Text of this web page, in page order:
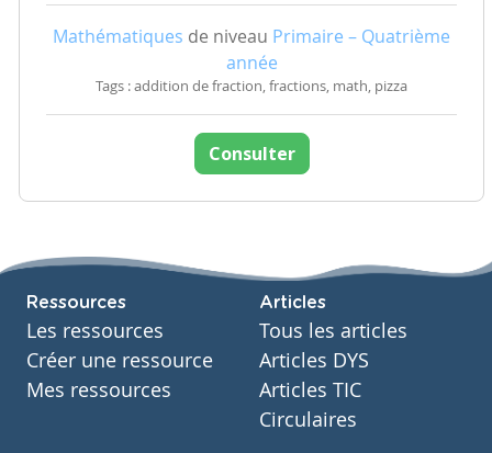
Mathématiques de niveau Primaire – Quatrième
année
Tags : addition de fraction, fractions, math, pizza
Consulter
Ressources
Les ressources
Créer une ressource
Mes ressources
Articles
Tous les articles
Articles DYS
Articles TIC
Circulaires